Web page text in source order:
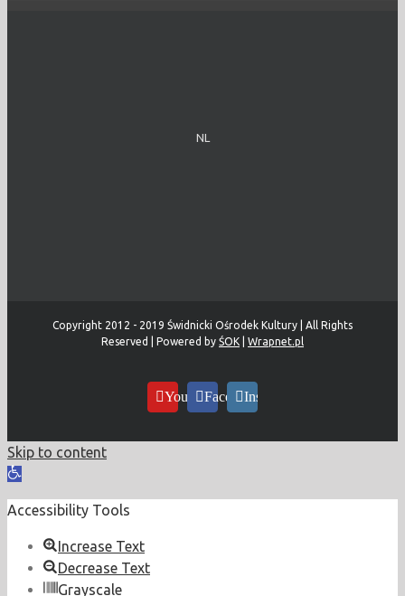
NL
Copyright 2012 - 2019 Świdnicki Ośrodek Kultury | All Rights
Reserved | Powered by ŚOK Wrapnet.pl
YouTubeFacebookInstagram
Skip to content
Open
Accessibility Tools
Increase Text
Decrease Text
Grayscale